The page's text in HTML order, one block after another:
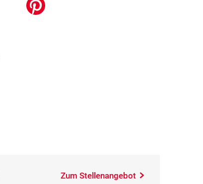
Zum Stellenangebot